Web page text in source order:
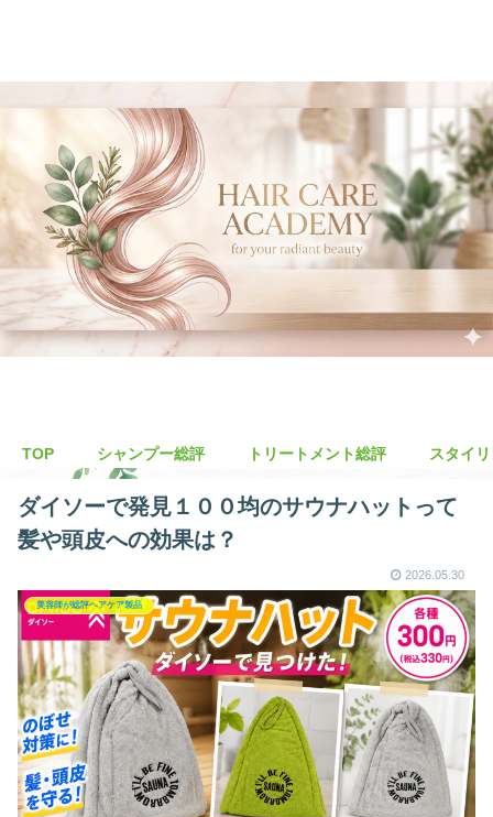
TOP シャンプー総評 トリートメント総評 スタイ
ダイソーで発見１００均のサウナハットって
髪や頭皮への効果は？
2026.05.30
美容師が総評ヘアケア製品